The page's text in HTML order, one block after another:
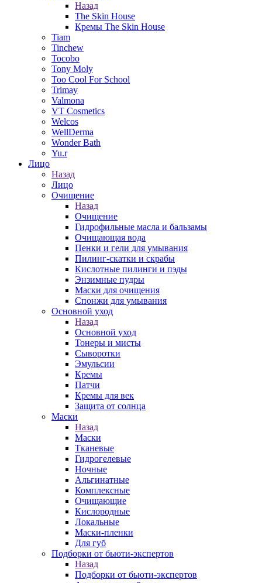
Назад
The Skin House
Кремы The Skin House
Tiam
Tinchew
Tocobo
Tony Moly
Too Cool For School
Trimay
Valmona
VT Cosmetics
Welcos
WellDerma
Wonder Bath
Yu.r
Лицо
Назад
Лицо
Очищение
Назад
Очищение
Гидрофильные масла и бальзамы
Очищающая вода
Пенки и гели для умывания
Пилинг-скатки и скрабы
Кислотные пилинги и пэды
Энзимные пудры
Маски для очищения
Спонжи для умывания
Основной уход
Назад
Основной уход
Тонеры и мисты
Сыворотки
Эмульсии
Кремы
Патчи
Кремы для век
Защита от солнца
Маски
Назад
Маски
Тканевые
Гидрогелевые
Ночные
Альгинатные
Комплексные
Очищающие
Кислородные
Локальные
Маски-пленки
Для губ
Подборки от бьюти-экспертов
Назад
Подборки от бьюти-экспертов